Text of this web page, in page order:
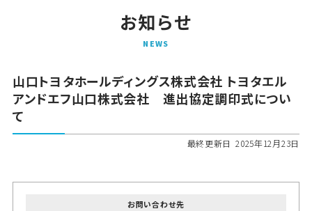
お知らせ
N EWS
山口トヨタホールディングス株式会社 トヨタエル
アンドエフ山口株式会社 進出協定調印式につい
て
最終更新日 2025年12月23日
お問い合わせ先